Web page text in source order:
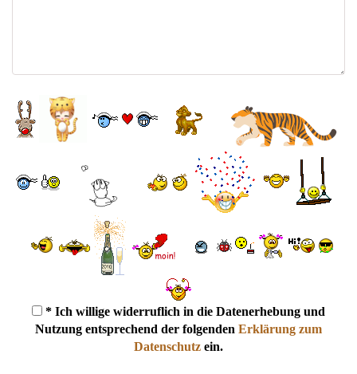
* Ich willige widerruflich in die Datenerhebung und
Nutzung entsprechend der folgenden Erklärung zum
Datenschutz ein.